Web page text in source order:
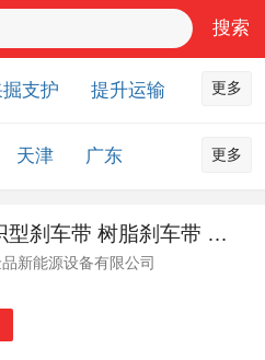
支护
提升运输
探设备
非金属品
防设备
矿用物资
机械
更多
天津
广东
黑龙江
吉林
浙江
湖北
更多
石棉编织型刹车带 树脂刹车带 济宁向上金品刹车带
新能源设备有限公司